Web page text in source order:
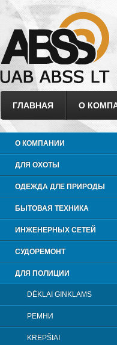
ГЛАВНАЯ О
О КОМПАНИИ
ДЛЯ ОХОТЫ
ОДЕЖДА ДЛЕ ПРИРОДЫ
БЫТОВАЯ ТЕХНИКА
ИНЖЕНЕРНЫХ СЕТЕЙ
СУДОРЕМОНТ
ДЛЯ ПОЛИЦИИ
DĖKLAI GINKLAMS
РЕМНИ
KREPŠIAI